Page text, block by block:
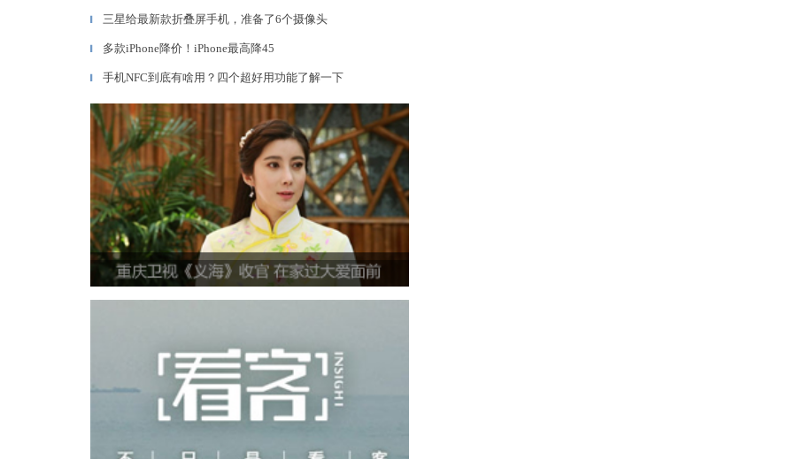
▎ 三星给最新款折叠屏手机，准备了6个摄像头
▎ 多款iPhone降价！iPhone最高降45
▎ 手机NFC到底有啥用？四个超好用功能了解一下